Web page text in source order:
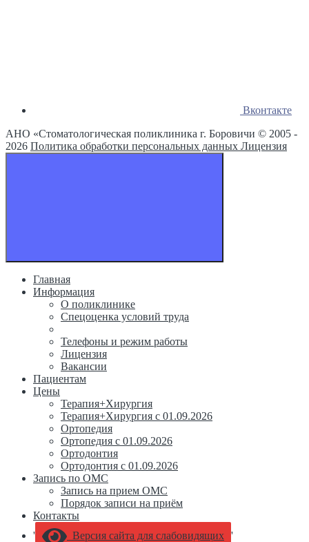
Вконтакте
АНО «Стоматологическая поликлиника г. Боровичи © 2005 -
2026 Политика обработки персональных данных Лицензия
Главная
Информация
О поликлинике
Спецоценка условий труда
Телефоны и режим работы
Лицензия
Вакансии
Пациентам
Цены
Терапия+Хирургия
Терапия+Хирургия с 01.09.2026
Ортопедия
Ортопедия с 01.09.2026
Ортодонтия
Ортодонтия с 01.09.2026
Запись по ОМС
Запись на прием ОМС
Порядок записи на приём
Контакты
'
Версия сайта для слабовидящих '